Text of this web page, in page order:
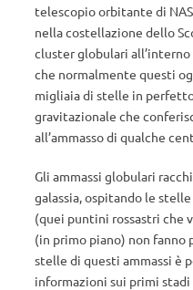
telescopio orbitante di
nella costellazione dello
cluster globulari all’interno
che normalmente questi
migliaia di stelle in
gravitazionale che
all’ammasso di qualche
Gli ammassi globulari
galassia, ospitando le
(quei puntini rossastri che
(in primo piano) non fanno
stelle di questi ammassi è
informazioni sui primi